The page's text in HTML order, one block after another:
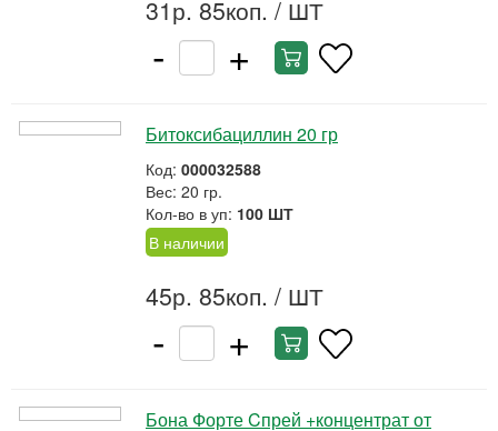
31р. 85коп. / ШТ
- +
Битоксибациллин 20 гр
Код: 000032588
Вес: 20 гр.
Кол-во в уп: 100 ШТ
В наличии
45р. 85коп. / ШТ
- +
Бона Форте Cпрей +концентрат от